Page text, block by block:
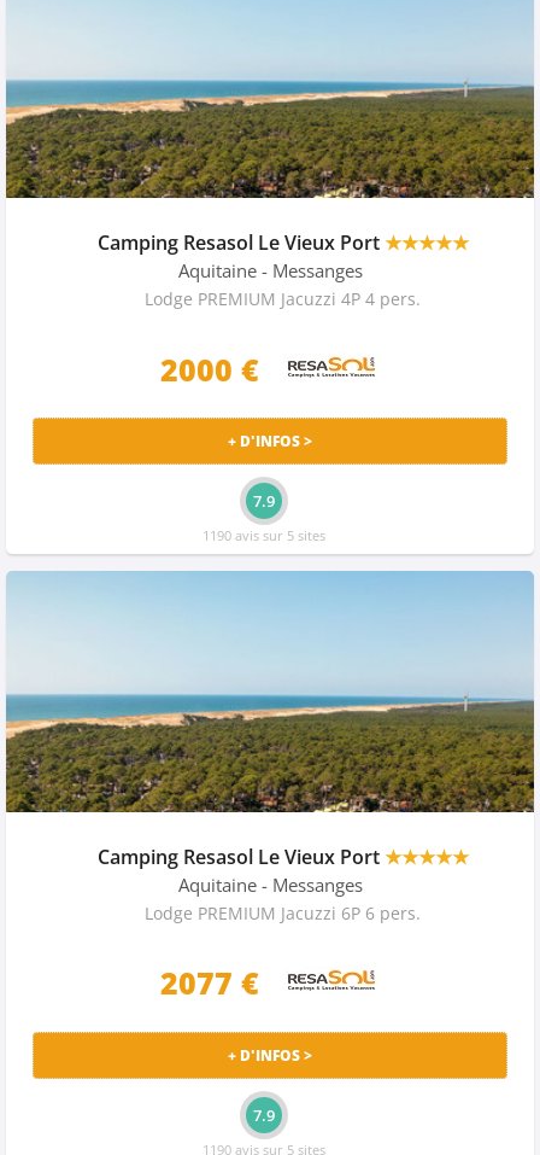
Camping Resasol Le Vieux Port★★★★★
Aquitaine - Messanges
Lodge PREMIUM Jacuzzi 4P 4 pers.
2000 €
+ D'INFOS >
7.9
1190 avis sur 5 sites
Camping Resasol Le Vieux Port★★★★★
Aquitaine - Messanges
Lodge PREMIUM Jacuzzi 6P 6 pers.
2077 €
+ D'INFOS >
7.9
1190 avis sur 5 sites